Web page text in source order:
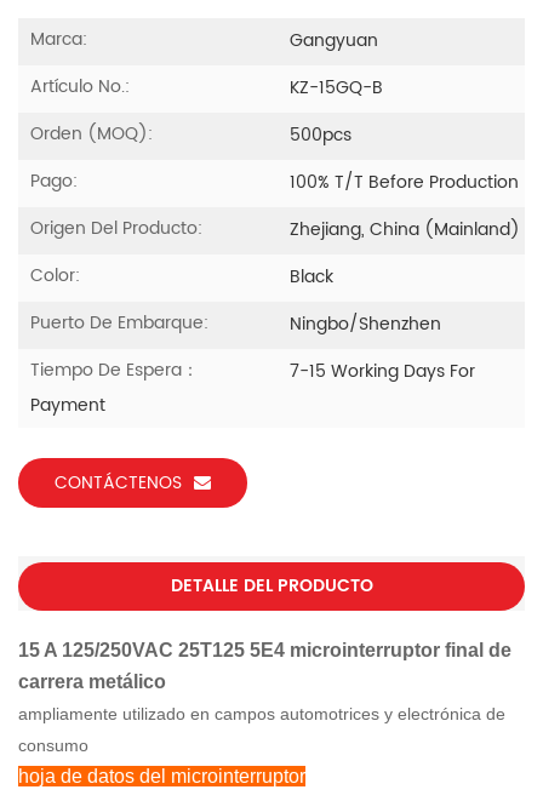
Marca:
Gangyuan
Artículo No.:
KZ-15GQ-B
Orden (MOQ):
500pcs
Pago:
100% T/T Before Production
Origen Del Producto:
Zhejiang, China (Mainland)
Color:
Black
Puerto De Embarque:
Ningbo/Shenzhen
Tiempo De Espera：
7-15 Working Days For
Payment
CONTÁCTENOS
DETALLE DEL PRODUCTO
15 A 125/250VAC 25T125 5E4 microinterruptor final de
carrera metálico
ampliamente utilizado en campos automotrices y electrónica de
consumo
hoja de datos del microinterruptor